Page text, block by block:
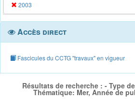
2003
Accès direct
Fascicules du CCTG "travaux" en vigueur
Résultats de recherche : - Type
Thématique: Mer, Année de